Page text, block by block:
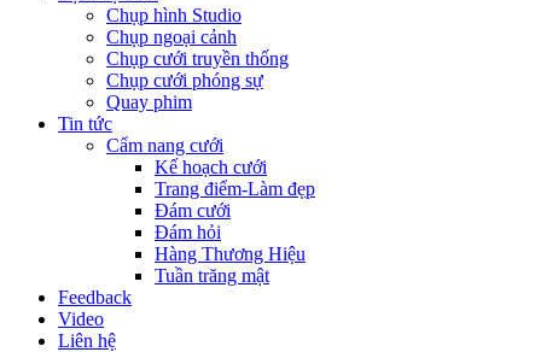
Chụp hình Studio
Chụp ngoại cảnh
Chụp cưới truyền thống
Chụp cưới phóng sự
Quay phim
Tin tức
Cẩm nang cưới
Kế hoạch cưới
Trang điểm-Làm đẹp
Đám cưới
Đám hỏi
Hàng Thương Hiệu
Tuần trăng mật
Feedback
Video
Liên hệ